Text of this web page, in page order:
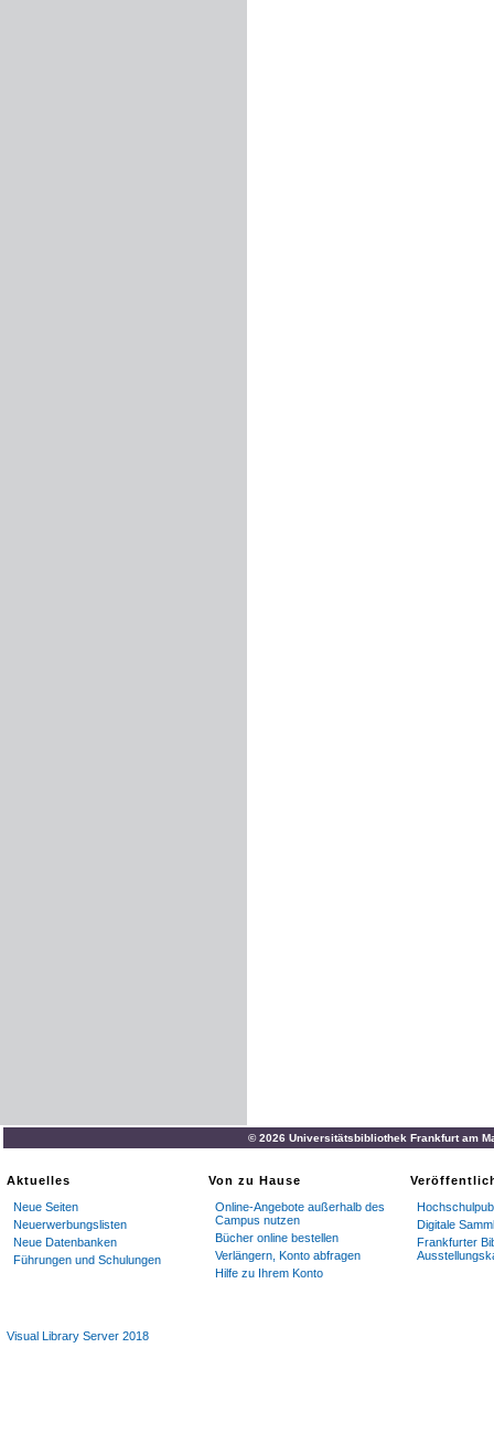
© 2026 Universitätsbibliothek Frankfurt am
Aktuelles
Neue Seiten
Neuerwerbungslisten
Neue Datenbanken
Führungen und Schulungen
Von zu Hause
Online-Angebote außerhalb des
Campus nutzen
Bücher online bestellen
Verlängern, Konto abfragen
Hilfe zu Ihrem Konto
Digitale
Frankfurter
Visual Library Server 2018